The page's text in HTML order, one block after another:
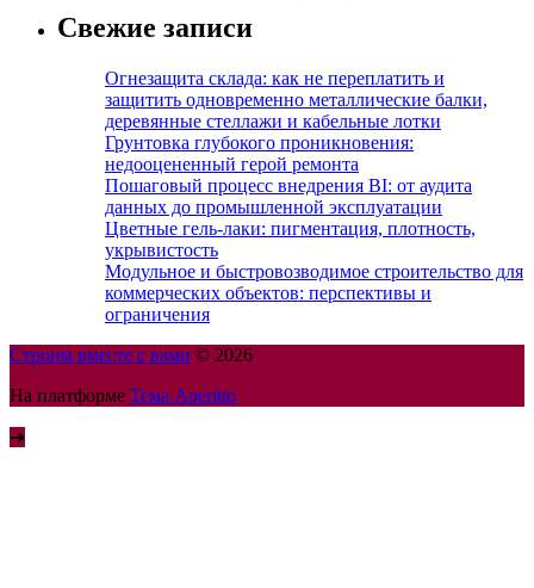
Свежие записи
Огнезащита склада: как не переплатить и
защитить одновременно металлические балки,
деревянные стеллажи и кабельные лотки
Грунтовка глубокого проникновения:
недооцененный герой ремонта
Пошаговый процесс внедрения BI: от аудита
данных до промышленной эксплуатации
Цветные гель-лаки: пигментация, плотность,
укрывистость
Модульное и быстровозводимое строительство для
коммерческих объектов: перспективы и
ограничения
Строим вместе с вами © 2026
На платформе Тема Aperitto
➜